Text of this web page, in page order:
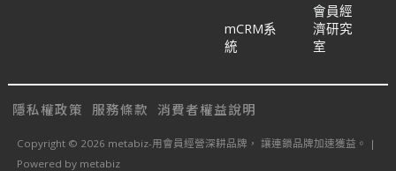
mCRM系
統
會員經
濟研究
室
Copyright © 2026 metabiz-用會員經營深耕品牌， 讓連鎖品牌加速獲益。 |
Powered by metabiz
隱私權政策 服務條款 消費者權益說明